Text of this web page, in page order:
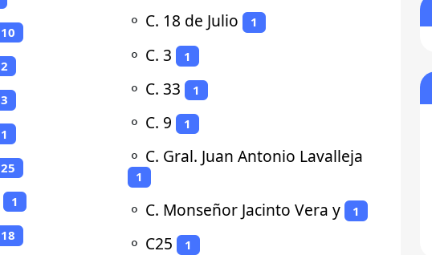
10
2
3
1
25
1
18
⚬ C. 18 de Julio 1
⚬ C. 3 1
⚬ C. 33 1
⚬ C. 9 1
⚬ C. Gral. Juan Antonio Lavalleja
1
⚬ C. Monseñor Jacinto Vera y 1
⚬ C25 1